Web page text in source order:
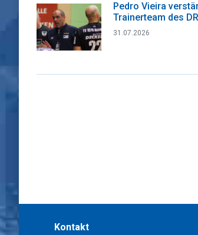
Pedro Vieira
Trainerteam des
31.07.2026
Kontakt